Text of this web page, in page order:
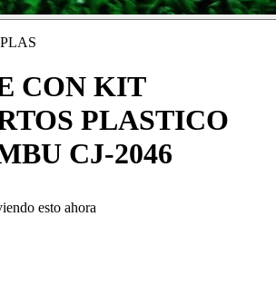
CON KIT
PLASTICO
CJ-2046
esto ahora